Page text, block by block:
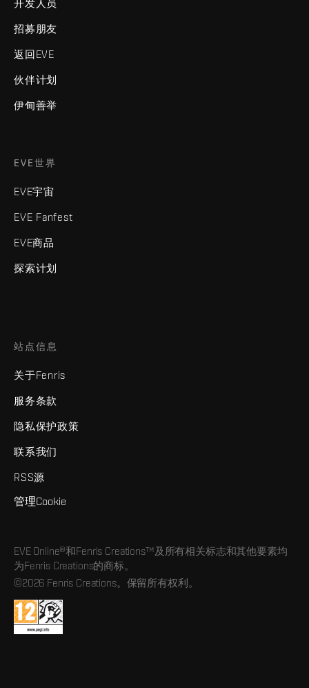
开发人员
招募朋友
返回EVE
伙伴计划
伊甸善举
EVE世界
EVE宇宙
EVE Fanfest
EVE商品
探索计划
站点信息
关于Fenris
服务条款
隐私保护政策
联系我们
RSS源
管理Cookie
EVE Online®和Fenris Creations™及所有相关标志和其他要素均
为Fenris Creations的商标。
©2026 Fenris Creations。保留所有权利。